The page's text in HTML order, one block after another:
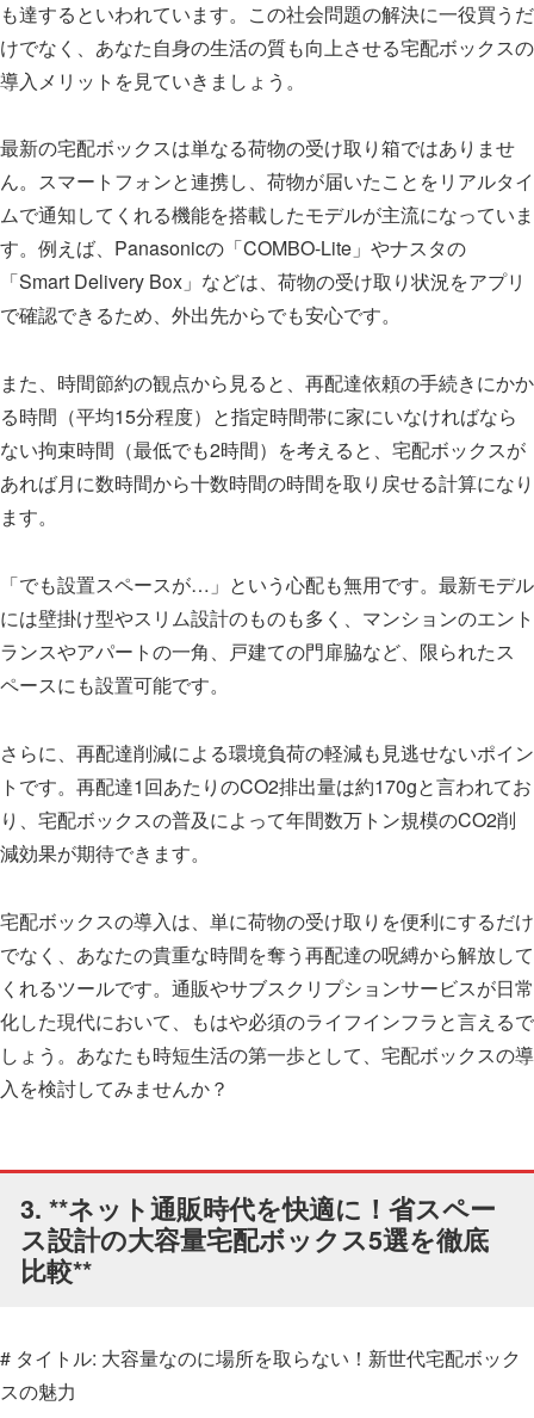
も達するといわれています。この社会問題の解決に一役買うだ
けでなく、あなた自身の生活の質も向上させる宅配ボックスの
導入メリットを見ていきましょう。
最新の宅配ボックスは単なる荷物の受け取り箱ではありませ
ん。スマートフォンと連携し、荷物が届いたことをリアルタイ
ムで通知してくれる機能を搭載したモデルが主流になっていま
す。例えば、Panasonicの「COMBO-Lite」やナスタの
「Smart Delivery Box」などは、荷物の受け取り状況をアプリ
で確認できるため、外出先からでも安心です。
また、時間節約の観点から見ると、再配達依頼の手続きにかか
る時間（平均15分程度）と指定時間帯に家にいなければなら
ない拘束時間（最低でも2時間）を考えると、宅配ボックスが
あれば月に数時間から十数時間の時間を取り戻せる計算になり
ます。
「でも設置スペースが…」という心配も無用です。最新モデル
には壁掛け型やスリム設計のものも多く、マンションのエント
ランスやアパートの一角、戸建ての門扉脇など、限られたス
ペースにも設置可能です。
さらに、再配達削減による環境負荷の軽減も見逃せないポイン
トです。再配達1回あたりのCO2排出量は約170gと言われてお
り、宅配ボックスの普及によって年間数万トン規模のCO2削
減効果が期待できます。
宅配ボックスの導入は、単に荷物の受け取りを便利にするだけ
でなく、あなたの貴重な時間を奪う再配達の呪縛から解放して
くれるツールです。通販やサブスクリプションサービスが日常
化した現代において、もはや必須のライフインフラと言えるで
しょう。あなたも時短生活の第一歩として、宅配ボックスの導
入を検討してみませんか？
3. **ネット通販時代を快適に！省スペー
ス設計の大容量宅配ボックス5選を徹底
比較**
# タイトル: 大容量なのに場所を取らない！新世代宅配ボック
スの魅力